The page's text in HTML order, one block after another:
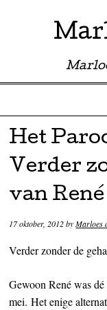
Skip to content
Het
Verder
van
17 oktober, 2012byMarloes
Verder zonder de
Gewoon René was
mei. Het enige